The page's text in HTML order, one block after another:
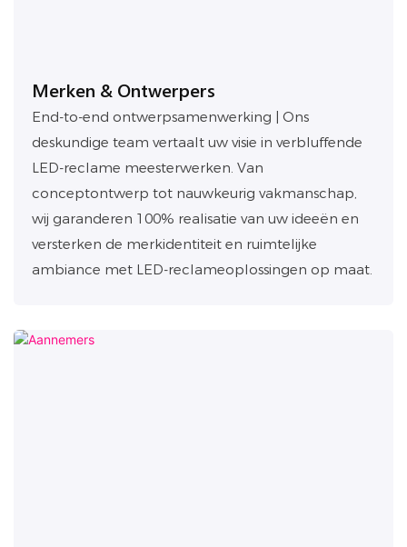
Merken & Ontwerpers
End-to-end ontwerpsamenwerking | Ons
deskundige team vertaalt uw visie in verbluffende
LED-reclame meesterwerken. Van
conceptontwerp tot nauwkeurig vakmanschap,
wij garanderen 100% realisatie van uw ideeën en
versterken de merkidentiteit en ruimtelijke
ambiance met LED-reclameoplossingen op maat.